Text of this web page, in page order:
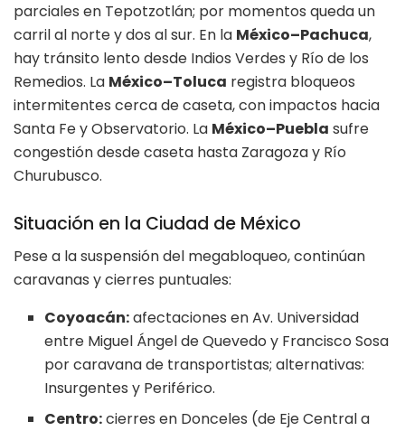
parciales en Tepotzotlán; por momentos queda un
carril al norte y dos al sur. En la México–Pachuca,
hay tránsito lento desde Indios Verdes y Río de los
Remedios. La México–Toluca registra bloqueos
intermitentes cerca de caseta, con impactos hacia
Santa Fe y Observatorio. La México–Puebla sufre
congestión desde caseta hasta Zaragoza y Río
Churubusco.
Situación en la Ciudad de México
Pese a la suspensión del megabloqueo, continúan
caravanas y cierres puntuales:
Coyoacán:afectaciones en Av. Universidad
entre Miguel Ángel de Quevedo y Francisco Sosa
por caravana de transportistas; alternativas:
Insurgentes y Periférico.
Centro:cierres en Donceles (de Eje Central a